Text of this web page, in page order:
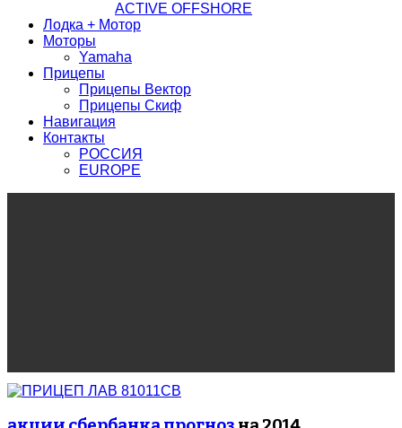
ACTIVE OFFSHORE
Лодка + Мотор
Моторы
Yamaha
Прицепы
Прицепы Вектор
Прицепы Скиф
Навигация
Контакты
РОССИЯ
EUROPE